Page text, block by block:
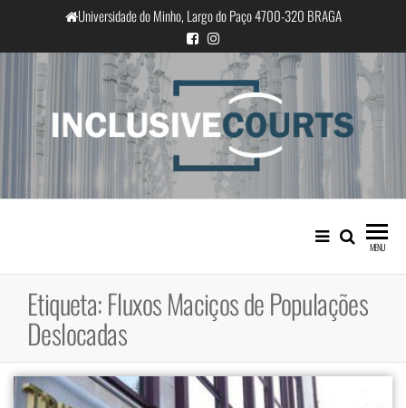
o
conteúdo
Universidade do Minho, Largo do Paço 4700-320 BRAGA
InclusiveCourts
Igualdade e diferença cultural na
prática judicial portuguesa
MENU
Etiqueta:Fluxos Maciços de Populações
Deslocadas